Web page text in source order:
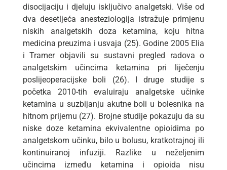
disocijaciju i djeluju isključivo analgetski. Više od
dva desetljeća anesteziologija istražuje primjenu
niskih analgetskih doza ketamina, koju hitna
medicina preuzima i usvaja (25). Godine 2005 Elia
i Tramer objavili su sustavni pregled radova o
analgetskim učincima ketamina pri liječenju
poslijeoperacijske boli (26). I druge studije s
početka 2010-tih evaluiraju analgetske učinke
ketamina u suzbijanju akutne boli u bolesnika na
hitnom prijemu (27). Brojne studije pokazuju da su
niske doze ketamina ekvivalentne opioidima po
analgetskom učinku, bilo u bolusu, kratkotrajnoj ili
kontinuiranoj infuziji. Razlike u neželjenim
učincima između ketamina i opioida nisu